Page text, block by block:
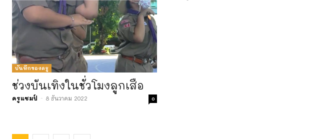
บันทึกของครู
ช่วงบันเทิงในชั่วโมงลูกเสือ
ครูแชมป์ - 8 ธันวาคม 2022 0